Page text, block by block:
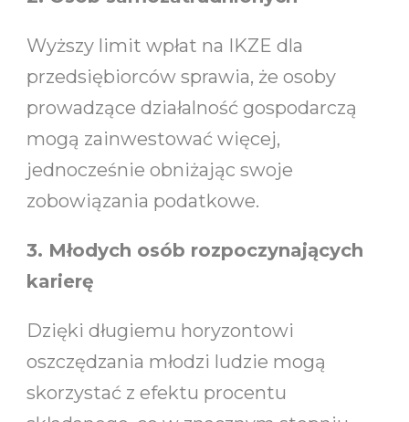
Wyższy limit wpłat na IKZE dla
przedsiębiorców sprawia, że osoby
prowadzące działalność gospodarczą
mogą zainwestować więcej,
jednocześnie obniżając swoje
zobowiązania podatkowe.
3. Młodych osób rozpoczynających
karierę
Dzięki długiemu horyzontowi
oszczędzania młodzi ludzie mogą
skorzystać z efektu procentu